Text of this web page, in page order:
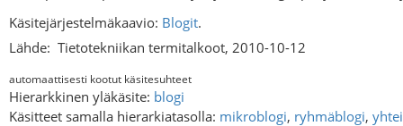
Käsitejärjestelmäkaavio: Blogit.
Lähde: Tietotekniikan termitalkoot, 2010-10-12
automaattisesti kootut käsitesuhteet
Hierarkkinen yläkäsite: blogi
Käsitteet samalla hierarkiatasolla: mikroblogi, ryhmäblogi,